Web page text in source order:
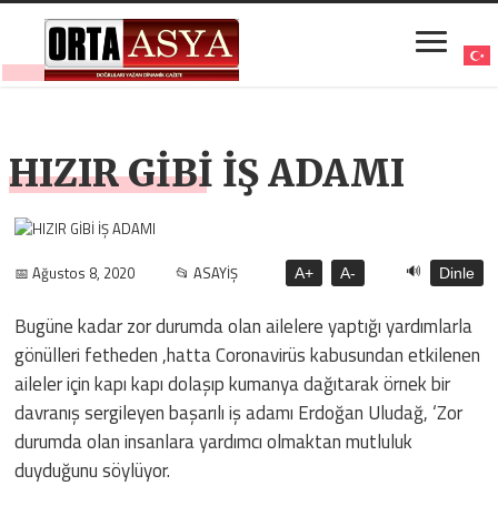
HIZIR GİBİ İŞ ADAMI
📅 Ağustos 8, 2020 📂 ASAYİŞ A+ A- 🔊 Dinle
Bugüne kadar zor durumda olan ailelere yaptığı yardımlarla
gönülleri fetheden ,hatta Coronavirüs kabusundan etkilenen
aileler için kapı kapı dolaşıp kumanya dağıtarak örnek bir
davranış sergileyen başarılı iş adamı Erdoğan Uludağ, ‘Zor
durumda olan insanlara yardımcı olmaktan mutluluk
duyduğunu söylüyor.